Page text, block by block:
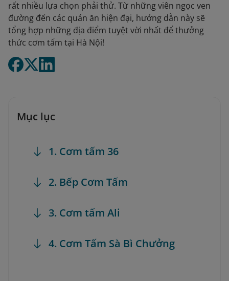
rất nhiều lựa chọn phải thử. Từ những viên ngọc ven
đường đến các quán ăn hiện đại, hướng dẫn này sẽ
tổng hợp những địa điểm tuyệt vời nhất để thưởng
thức cơm tấm tại Hà Nội!
Mục lục
1. Cơm tấm 36
2. Bếp Cơm Tấm
3. Cơm tấm Ali
4. Cơm Tấm Sà Bì Chưởng